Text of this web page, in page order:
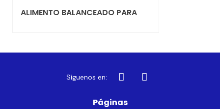
ALIMENTO BALANCEADO PARA
Síguenos en:
Páginas